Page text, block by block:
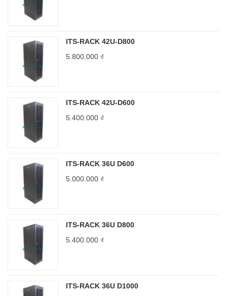
ITS-RACK 42U-D800
5.800.000 ₫
ITS-RACK 42U-D600
5.400.000 ₫
ITS-RACK 36U D600
5.000.000 ₫
ITS-RACK 36U D800
5.400.000 ₫
ITS-RACK 36U D1000